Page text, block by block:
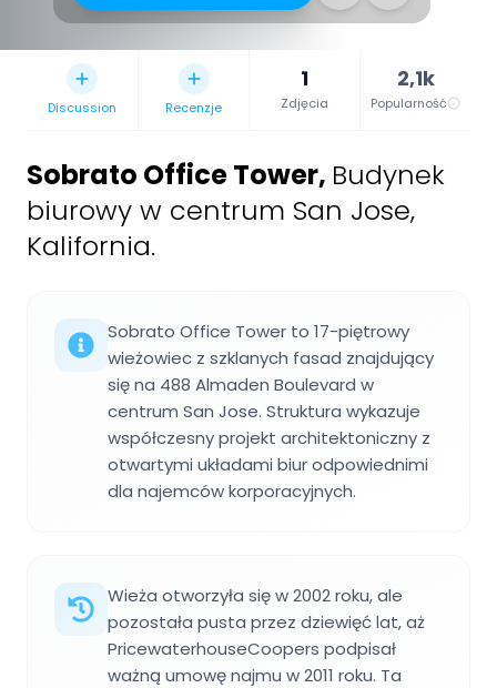
Discussion Recenzje
1
Zdjęcia
2,1k
Popularność
Sobrato Office Tower, Budynek
biurowy w centrum San Jose,
Kalifornia.
Sobrato Office Tower to 17-piętrowy
wieżowiec z szklanych fasad znajdujący
się na 488 Almaden Boulevard w
centrum San Jose. Struktura wykazuje
współczesny projekt architektoniczny z
otwartymi układami biur odpowiednimi
dla najemców korporacyjnych.
Wieża otworzyła się w 2002 roku, ale
pozostała pusta przez dziewięć lat, aż
PricewaterhouseCoopers podpisał
ważną umowę najmu w 2011 roku. Ta